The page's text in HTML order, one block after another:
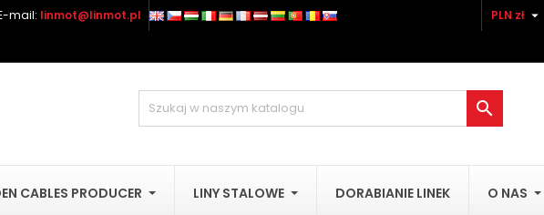
×
add_circle_outlineUtwórz nową listę
×
((label))
((cancelText)) ((createText))
×
Musisz być zalogowany by zapisać produkty na swojej liście życzeń.
mail: linmot@linmot.pl PLN zł 

CABLES PRODUCER LINY STALOWE DORABIANIE LINEK O NAS